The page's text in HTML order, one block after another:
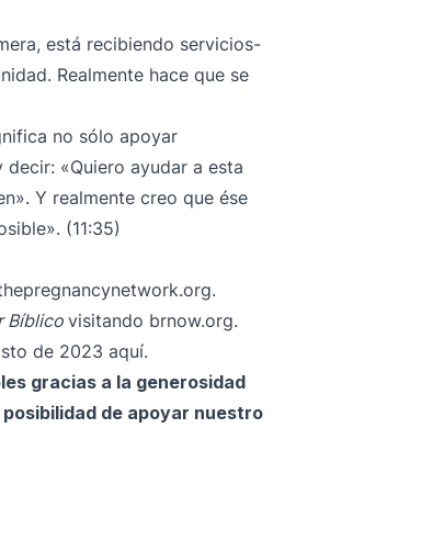
está recibiendo servicios-
Realmente hace que se
no sólo apoyar
«Quiero ayudar a esta
Y realmente creo que ése
(11:35)
.
Bíblicovisitando brnow.org.
de 2023 aquí.
gracias a la generosidad
de apoyar nuestro